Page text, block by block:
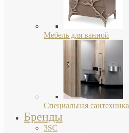
Мебель для ванной
Специальная сантехника
Бренды
3SC